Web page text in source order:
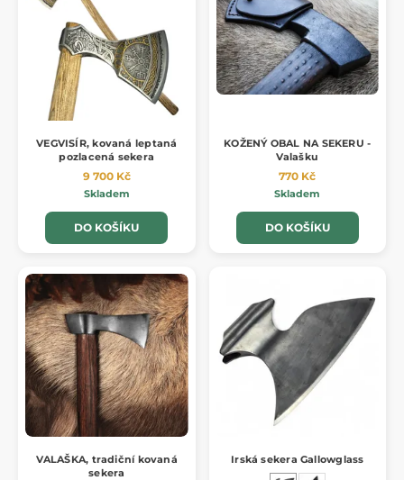
VEGVISÍR, kovaná leptaná
pozlacená sekera
9 700 Kč
Skladem
DO KOŠÍKU
KOŽENÝ OBAL NA SEKERU -
Valašku
770 Kč
Skladem
DO KOŠÍKU
VALAŠKA, tradiční kovaná
sekera
Irská sekera Gallowglass